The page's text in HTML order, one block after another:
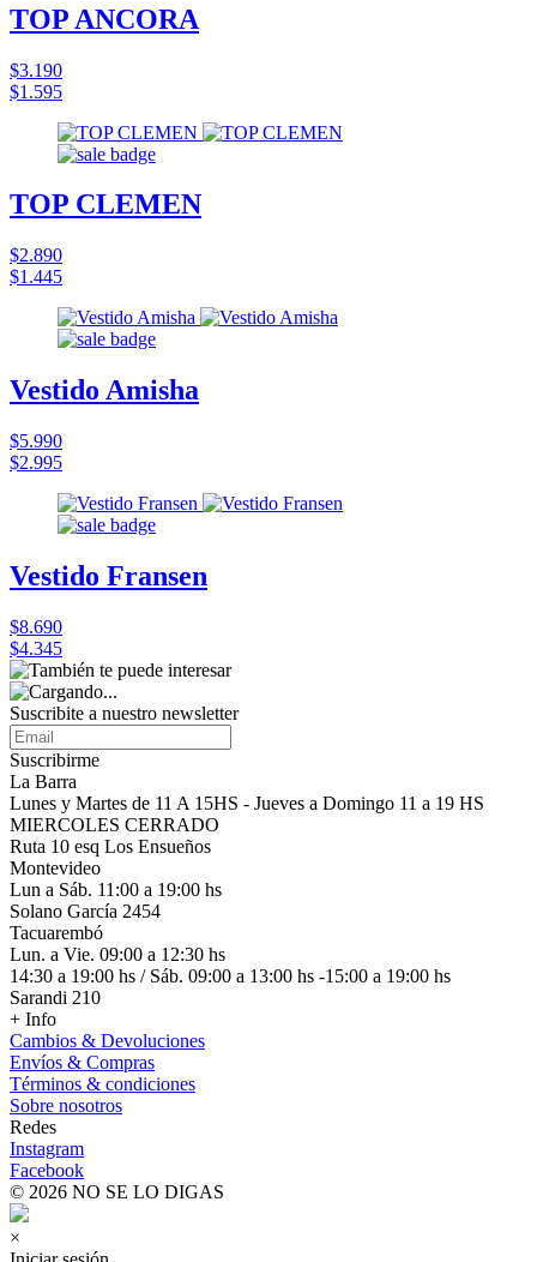
TOP ANCORA
$3.190
$1.595
TOP CLEMEN
$2.890
$1.445
Vestido Amisha
$5.990
$2.995
Vestido Fransen
$8.690
$4.345
Suscribite a nuestro newsletter
Suscribirme
La Barra
Lunes y Martes de 11 A 15HS - Jueves a Domingo 11 a 19 HS
MIERCOLES CERRADO
Ruta 10 esq Los Ensueños
Montevideo
Lun a Sáb. 11:00 a 19:00 hs
Solano García 2454
Tacuarembó
Lun. a Vie. 09:00 a 12:30 hs
14:30 a 19:00 hs / Sáb. 09:00 a 13:00 hs -15:00 a 19:00 hs
Sarandi 210
+ Info
Cambios & Devoluciones
Envíos & Compras
Términos & condiciones
Sobre nosotros
Redes
Instagram
Facebook
© 2026 NO SE LO DIGAS
×